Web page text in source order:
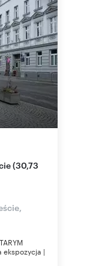
ekspozycja |